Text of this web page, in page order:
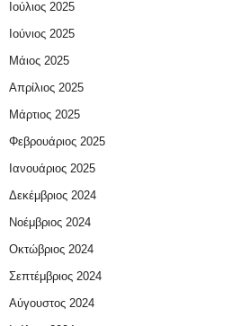
Ιούλιος 2025
Ιούνιος 2025
Μάιος 2025
Απρίλιος 2025
Μάρτιος 2025
Φεβρουάριος 2025
Ιανουάριος 2025
Δεκέμβριος 2024
Νοέμβριος 2024
Οκτώβριος 2024
Σεπτέμβριος 2024
Αύγουστος 2024